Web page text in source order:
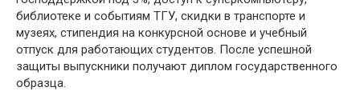
библиотеке и событиям ТГУ, скидки в транспорте и
музеях, стипендия на конкурсной основе и учебный
отпуск для работающих студентов. После успешной
защиты выпускники получают диплом государственного
образца.